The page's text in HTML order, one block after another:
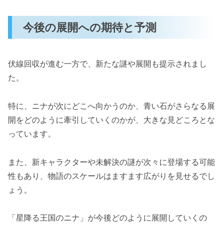
今後の展開への期待と予測
伏線回収が進む一方で、新たな謎や展開も提示されまし
た。
特に、ニナが次にどこへ向かうのか、青い石がさらなる展
開をどのように牽引していくのかが、大きな見どころとな
っています。
また、新キャラクターや未解決の謎が次々に登場する可能
性もあり、物語のスケールはますます広がりを見せるでし
ょう。
「星降る王国のニナ」が今後どのように展開していくの